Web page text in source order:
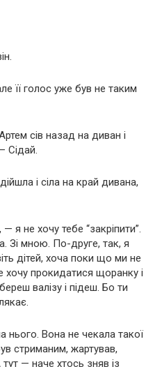
її голос уже був не таким
сів назад на диван і
Сідай.
і сіла на край дивана,
не хочу тебе “закріпити”.
Зі мною. По-друге, так, я
дітей, хоча поки що ми не
хочу прокидатися щоранку і
валізу і підеш. Бо ти
нього. Вона не чекала такої
стриманим, жартував,
— наче хтось зняв із